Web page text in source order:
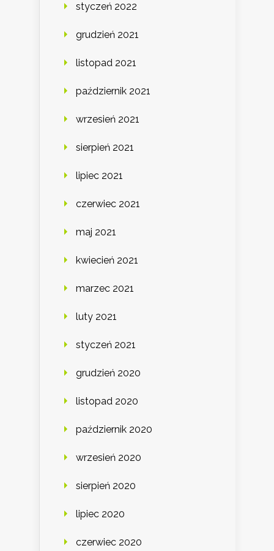
styczeń 2022
grudzień 2021
listopad 2021
październik 2021
wrzesień 2021
sierpień 2021
lipiec 2021
czerwiec 2021
maj 2021
kwiecień 2021
marzec 2021
luty 2021
styczeń 2021
grudzień 2020
listopad 2020
październik 2020
wrzesień 2020
sierpień 2020
lipiec 2020
czerwiec 2020